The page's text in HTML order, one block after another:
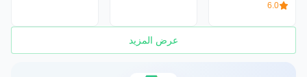
6.0
عرض المزيد